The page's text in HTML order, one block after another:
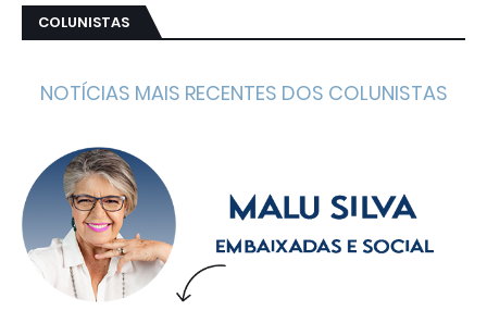
COLUNISTAS
NOTÍCIAS MAIS RECENTES DOS COLUNISTAS